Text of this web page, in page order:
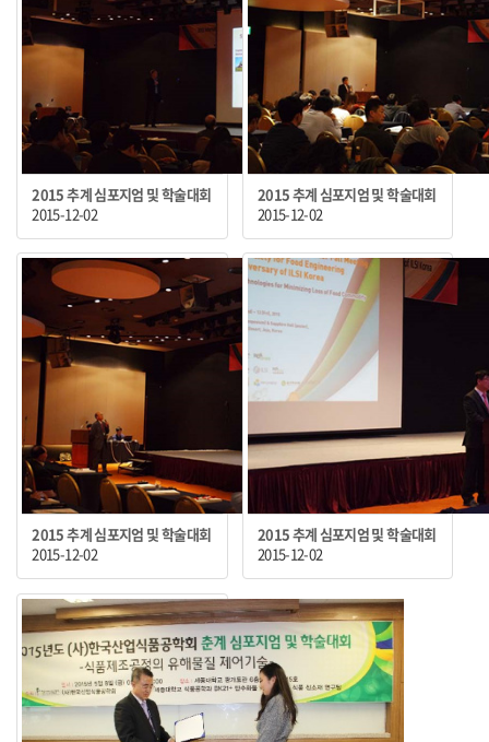
2015 추계 심포지엄 및 학술대회
2015-12-02
2015 추계 심포지엄 및 학술대회
2015-12-02
2015 추계 심포지엄 및 학술대회
2015-12-02
2015 추계 심포지엄 및 학술대회
2015-12-02